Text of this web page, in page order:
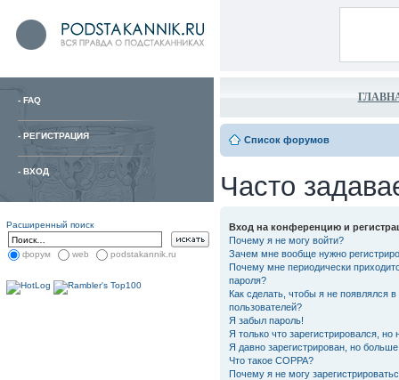
- FAQ
- РЕГИСТРАЦИЯ
- ВХОД
Расширенный поиск
форум web podstakannik.ru
Список форумов
Часто
Вход на конференцию и
Почему я не могу войти?
Зачем мне вообще нужно
Почему мне периодически
пароля?
Как сделать, чтобы я не появлялся
пользователей?
Я забыл пароль!
Я только что зарегистрировался, но
Я давно зарегистрирован, но
Что такое COPPA?
Почему я не могу